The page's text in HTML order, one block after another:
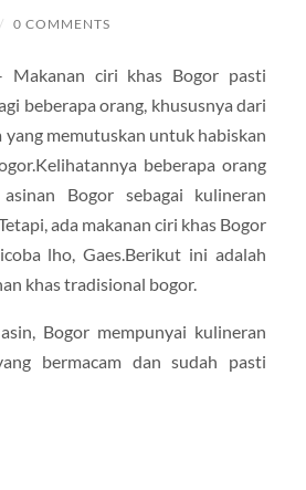
/ 0 COMMENTS
ciri khas Bogor pasti
beberapa orang, khususnya dari
memutuskan untuk habiskan
beberapa orang
Bogor sebagai kulineran
ada makanan ciri khas Bogor
lho, Gaes.Berikut ini adalah
khas tradisional bogor.
Bogor mempunyai kulineran
bermacam dan sudah pasti